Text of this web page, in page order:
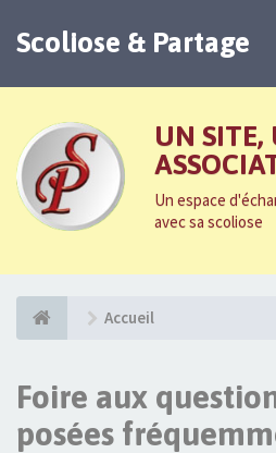
Scoliose & Partage
UN SITE,
Un espace
avec sa scoliose
Accueil
Foire aux
posées